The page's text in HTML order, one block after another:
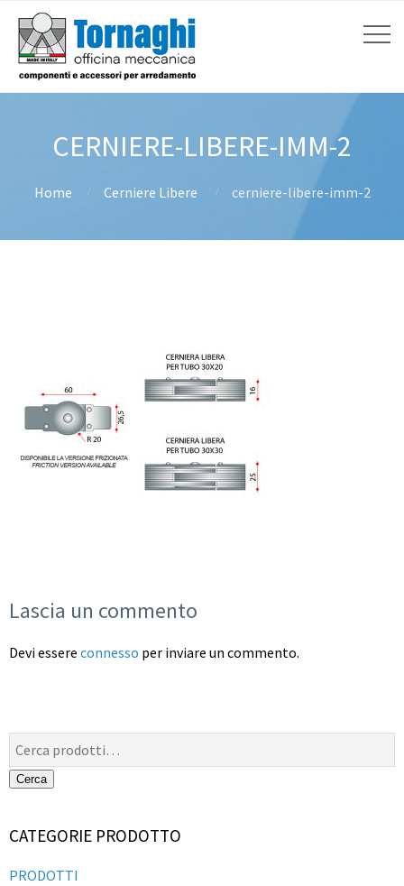
CERNIERE-LIBERE-IMM-2
Home Cerniere Libere cerniere-libere-imm-2
Lascia un commento
Devi essere connesso per inviare un commento.
Cerca:
Cerca
CATEGORIE PRODOTTO
PRODOTTI